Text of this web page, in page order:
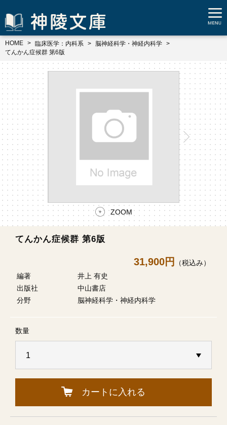
HOME 臨床医学：内科系
脳神経科学・神経内科学
てんかん症候群 第6版
ZOOM
てんかん症候群 第6版
31,900円
（税込み）
編著
井上 有史
出版社
中山書店
分野
脳神経科学・神経内科学
数量
カートに入れる